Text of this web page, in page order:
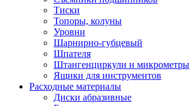
Тиски
Топоры, колуны
Уровни
Шарнирно-губцевый
Шпателя
Штангенциркули и микрометры
Ящики для инструментов
Расходные материалы
Диски абразивные